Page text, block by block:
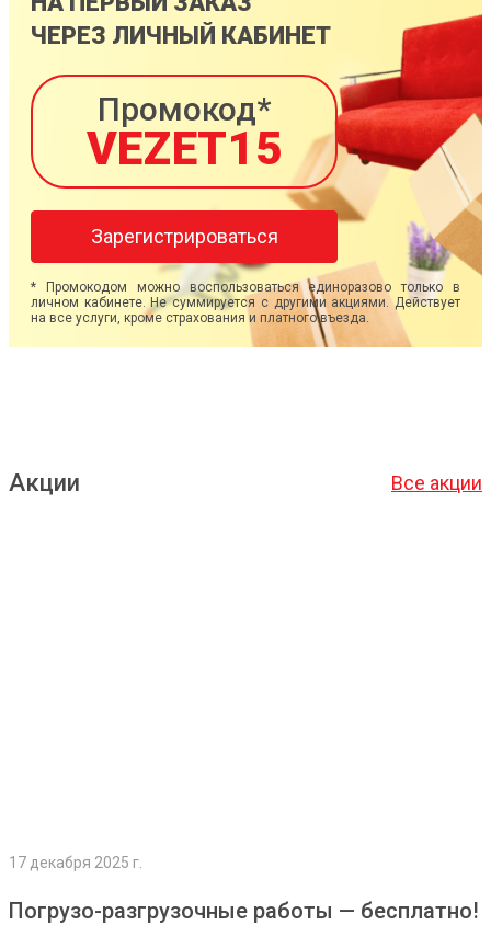
ЧЕРЕЗ ЛИЧНЫЙ КАБИНЕТ
Промокод*
VEZET15
Зарегистрироваться
* Промокодом можно воспользоваться единоразово только в
личном кабинете. Не суммируется с другими акциями. Действует
на все услуги, кроме страхования и платного въезда.
Акции Все акции
17 декабря 2025 г.
Погрузо-разгрузочные работы — бесплатно!